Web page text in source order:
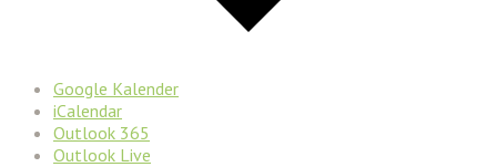
Google Kalender
iCalendar
Outlook 365
Outlook Live